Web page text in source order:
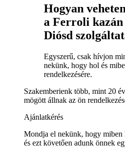
Hogyan
a Ferroli kazán
Diósd
Egyszerű, csak hívjon
nekünk, hogy hol és
rendelkezésére.
Szakemberienk több, mint 20
mögött állnak az ön
Ajánlatkérés
Mondja el nekünk, hogy miben
és ezt követően adunk önnek